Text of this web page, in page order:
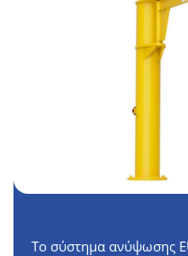
Το σύστημα ανύψωσης